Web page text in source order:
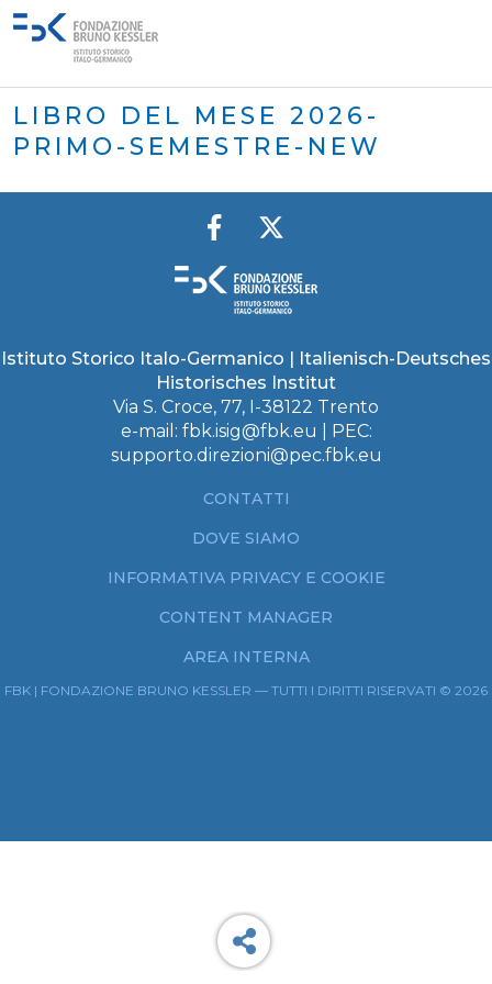
LIBRO DEL MESE 2026-
PRIMO-SEMESTRE-NEW
Istituto Storico Italo-Germanico | Italienisch-Deutsches
Historisches Institut
Via S. Croce, 77, I-38122 Trento
e-mail: fbk.isig@fbk.eu | PEC:
supporto.direzioni@pec.fbk.eu
CONTATTI
DOVE SIAMO
INFORMATIVA PRIVACY E COOKIE
CONTENT MANAGER
AREA INTERNA
FBK | FONDAZIONE BRUNO KESSLER — TUTTI I DIRITTI RISERVATI © 2026